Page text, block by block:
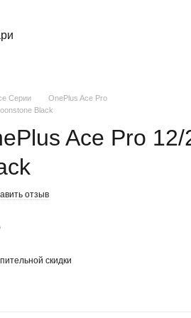
Серии
OnePlus Ace Pro
Black
Ace Pro 12/
отзыв
скидки